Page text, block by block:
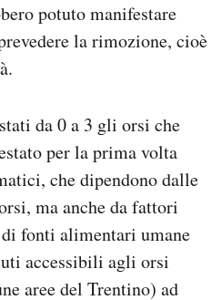
potuto manifestare
la rimozione, cioè
da 0 a 3 gli orsi che
per la prima volta
che dipendono dalle
ma anche da fattori
fonti alimentari umane
accessibili agli orsi
aree del Trentino) ad